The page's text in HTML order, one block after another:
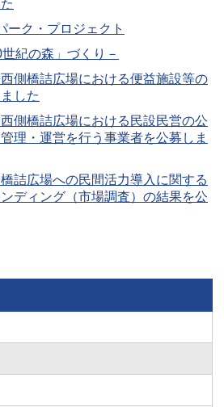
ーク・プロジェクト
紀の森」づくり－
側橋詰広場における便益施設等の
した
側橋詰広場における民設民営の公
理・運営を行う事業者を公募しま
詰広場への民間活力導入に関する
ディング（市場調査）の結果を公